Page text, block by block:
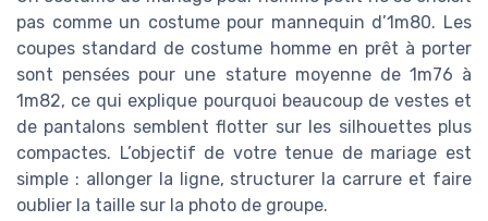
pas comme un costume pour mannequin d’1m80. Les
coupes standard de costume homme en prêt à porter
sont pensées pour une stature moyenne de 1m76 à
1m82, ce qui explique pourquoi beaucoup de vestes et
de pantalons semblent flotter sur les silhouettes plus
compactes. L’objectif de votre tenue de mariage est
simple : allonger la ligne, structurer la carrure et faire
oublier la taille sur la photo de groupe.